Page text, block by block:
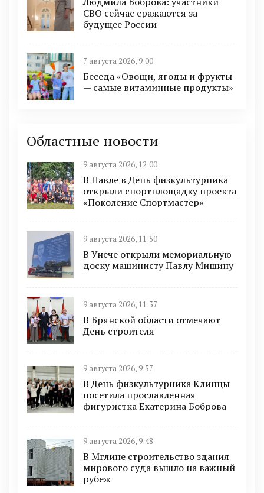
СВО сейчас сражаются за
будущее России
7 августа 2026, 9:00
Беседа «Овощи, ягоды и фрукты
— самые витаминные продукты»
Областные новости
9 августа 2026, 12:00
В Навле в День физкультурника
открыли спортплощадку проекта
«Поколение Спортмастер»
9 августа 2026, 11:50
В Унече открыли мемориальную
доску машинисту Павлу Мишину
9 августа 2026, 11:37
В Брянской области отмечают
День строителя
9 августа 2026, 9:57
В День физкультурника Клинцы
посетила прославленная
фигуристка Екатерина Боброва
9 августа 2026, 9:48
В Мглине строительство здания
мирового суда вышло на важный
рубеж